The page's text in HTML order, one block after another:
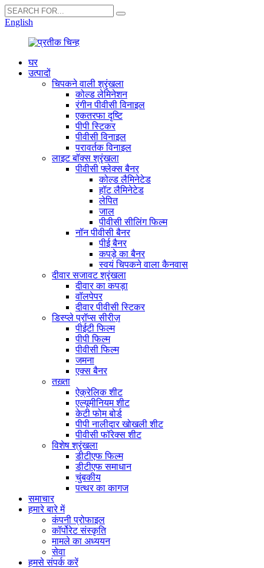
English
घर
उत्पादों
चिपकने वाली श्रृंखला
कोल्ड लेमिनेशन
रंगीन पीवीसी विनाइल
एकतरफा दृष्टि
पीपी स्टिकर
पीवीसी विनाइल
परावर्तक विनाइल
लाइट बॉक्स श्रृंखला
पीवीसी फ्लेक्स बैनर
कोल्ड लैमिनेटेड
हॉट लैमिनेटेड
लेपित
जाल
पीवीसी सीलिंग फिल्म
नॉन पीवीसी बैनर
पीई बैनर
कपड़े का बैनर
स्वयं चिपकने वाला कैनवास
दीवार सजावट श्रृंखला
दीवार का कपड़ा
वॉलपेपर
दीवार पीवीसी स्टिकर
डिस्प्ले प्रॉप्स सीरीज़
पीईटी फिल्म
पीपी फिल्म
पीवीसी फिल्म
जमना
एक्स बैनर
तख़्ता
ऐक्रेलिक शीट
एल्यूमीनियम शीट
केटी फोम बोर्ड
पीपी नालीदार खोखली शीट
पीवीसी फॉरेक्स शीट
विशेष श्रृंखला
डीटीएफ फिल्म
डीटीएफ समाधान
चुंबकीय
पत्थर का कागज
समाचार
हमारे बारे में
कंपनी प्रोफाइल
कॉर्पोरेट संस्कृति
मामले का अध्ययन
सेवा
हमसे संपर्क करें